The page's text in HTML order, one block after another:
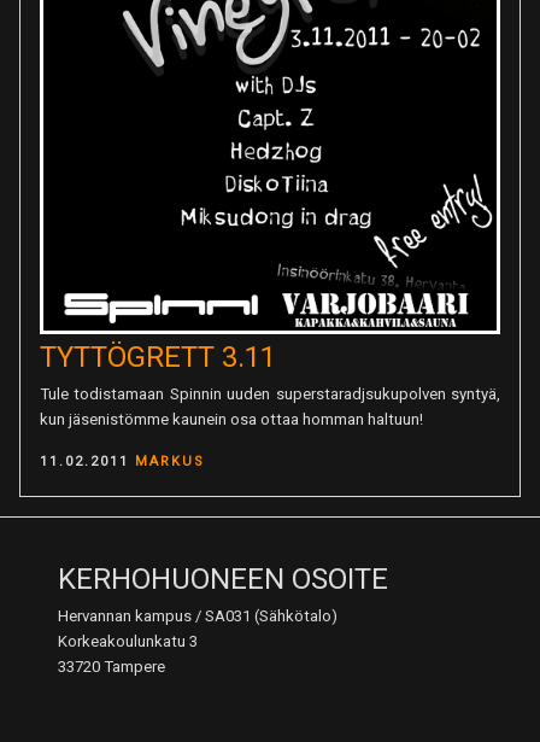
TYTTÖGRETT 3.11
Tule todistamaan Spinnin uuden superstaradjsukupolven syntyä,
kun jäsenistömme kaunein osa ottaa homman haltuun!
POSTED
11.02.2011 MARKUS
KERHOHUONEEN OSOITE
Hervannan kampus / SA031 (Sähkötalo)
Korkeakoulunkatu 3
33720 Tampere